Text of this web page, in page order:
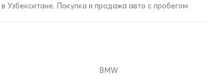
Узбекситане. Покупка и продажа авто с пробегом
BMW